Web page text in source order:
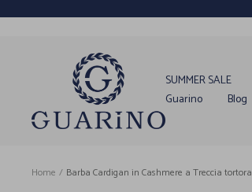
SUMMER SALE
Guarino
Blog
Home Barba Cardigan in Cashmere a Treccia tortora